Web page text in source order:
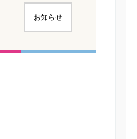
お知らせ